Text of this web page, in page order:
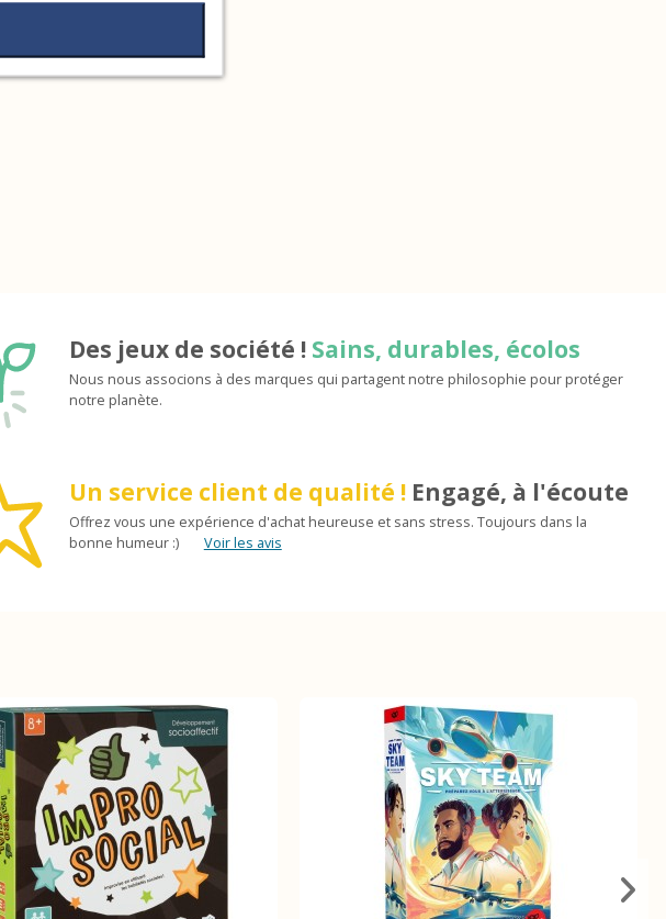
Des jeux de société ! Sains, durables, écolos
Nous nous associons à des marques qui partagent notre philosophie pour protéger
notre planète.
Un service client de qualité ! Engagé, à l'écoute
Offrez vous une expérience d'achat heureuse et sans stress. Toujours dans la
bonne humeur :)
Voir les avis